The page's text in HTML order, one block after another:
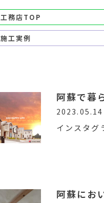
工務店TOP
施工実例
阿蘇で暮
2023.05.14
インスタグ
阿蘇にお